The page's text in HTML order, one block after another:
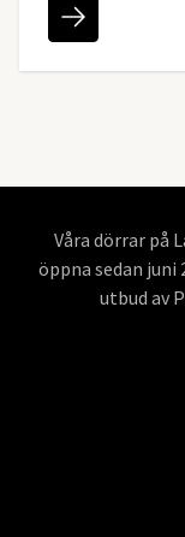
Våra dörrar på
öppna sedan juni
utbud av